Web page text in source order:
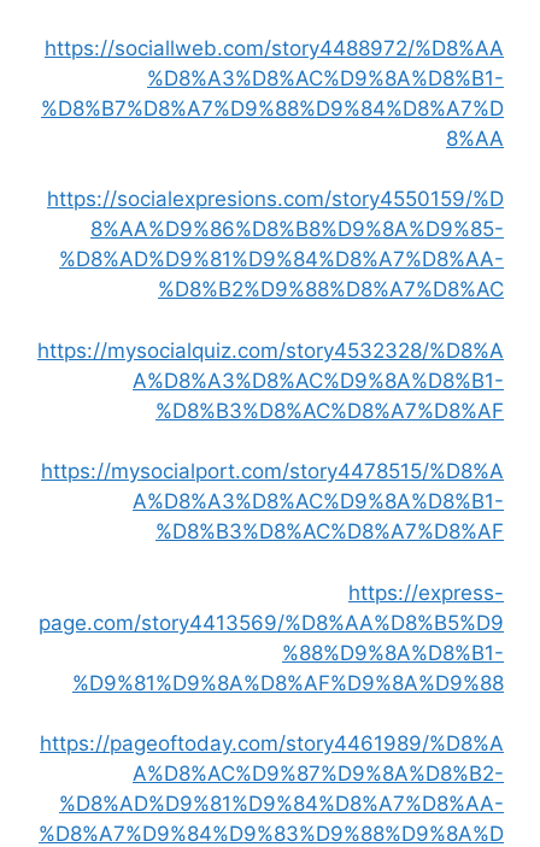
https://sociallweb.com/story4488972/%D8%AA
%D8%A3%D8%AC%D9%8A%D8%B1-
%D8%B7%D8%A7%D9%88%D9%84%D8%A7%D
8%AA
https://socialexpresions.com/story4550159/%D
8%AA%D9%86%D8%B8%D9%8A%D9%85-
%D8%AD%D9%81%D9%84%D8%A7%D8%AA-
%D8%B2%D9%88%D8%A7%D8%AC
https://mysocialquiz.com/story4532328/%D8%A
A%D8%A3%D8%AC%D9%8A%D8%B1-
%D8%B3%D8%AC%D8%A7%D8%AF
https://mysocialport.com/story4478515/%D8%A
A%D8%A3%D8%AC%D9%8A%D8%B1-
%D8%B3%D8%AC%D8%A7%D8%AF
https://express-
page.com/story4413569/%D8%AA%D8%B5%D9
%88%D9%8A%D8%B1-
%D9%81%D9%8A%D8%AF%D9%8A%D9%88
https://pageoftoday.com/story4461989/%D8%A
A%D8%AC%D9%87%D9%8A%D8%B2-
%D8%AD%D9%81%D9%84%D8%A7%D8%AA-
%D8%A7%D9%84%D9%83%D9%88%D9%8A%D